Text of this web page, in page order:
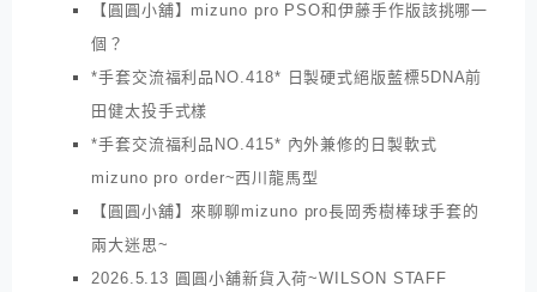
【圓圓小舖】mizuno pro PSO和伊藤手作版該挑哪一
個？
*手套交流福利品NO.418* 日製硬式絕版藍標5DNA前
田健太投手式樣
*手套交流福利品NO.415* 內外兼修的日製軟式
mizuno pro order~西川龍馬型
【圓圓小舖】來聊聊mizuno pro長岡秀樹棒球手套的
兩大迷思~
2026.5.13 圓圓小舖新貨入荷~WILSON STAFF